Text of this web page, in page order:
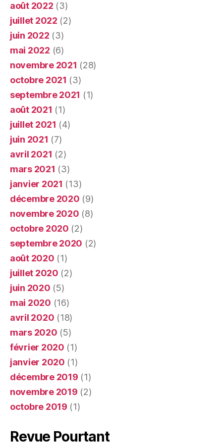
août 2022 (3)
juillet 2022 (2)
juin 2022 (3)
mai 2022 (6)
novembre 2021 (28)
octobre 2021 (3)
septembre 2021 (1)
août 2021 (1)
juillet 2021 (4)
juin 2021 (7)
avril 2021 (2)
mars 2021 (3)
janvier 2021 (13)
décembre 2020 (9)
novembre 2020 (8)
octobre 2020 (2)
septembre 2020 (2)
août 2020 (1)
juillet 2020 (2)
juin 2020 (5)
mai 2020 (16)
avril 2020 (18)
mars 2020 (5)
février 2020 (1)
janvier 2020 (1)
décembre 2019 (1)
novembre 2019 (2)
octobre 2019 (1)
Revue Pourtant